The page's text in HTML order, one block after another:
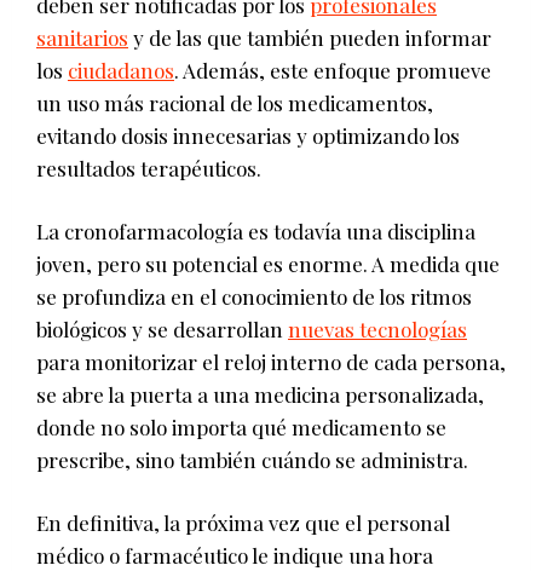
sanitarios y de las que también pueden informar
los ciudadanos. Además, este enfoque promueve
un uso más racional de los medicamentos,
evitando dosis innecesarias y optimizando los
resultados terapéuticos.
La cronofarmacología es todavía una disciplina
joven, pero su potencial es enorme. A medida que
se profundiza en el conocimiento de los ritmos
biológicos y se desarrollan nuevas tecnologías
para monitorizar el reloj interno de cada persona,
se abre la puerta a una medicina personalizada,
donde no solo importa qué medicamento se
prescribe, sino también cuándo se administra.
En definitiva, la próxima vez que el personal
médico o farmacéutico le indique una hora